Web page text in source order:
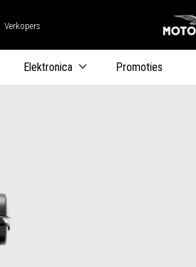
Verkopers
Verkopers
Elektronica Promoties